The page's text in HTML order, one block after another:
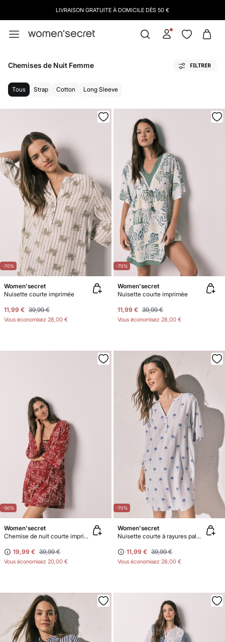
LIVRAISON GRATUITE À DOMICILE DÈS 50 €
Chemises de Nuit Femme FILTRER
Tous Strap Cotton Long Sleeve
-70%
Women'secret
Nuisette courte imprimée
11,99 € 39,99 €
Vous économisez 28,00 €
-70%
Women'secret
Nuisette courte imprimée
11,99 € 39,99 €
Vous économisez 28,00 €
-50%
Women'secret
Chemise de nuit courte imprimé palmiers
19,99 € 39,99 €
Vous économisez 20,00 €
-70%
Women'secret
Nuisette courte à rayures palmiers
11,99 € 39,99 €
Vous économisez 28,00 €